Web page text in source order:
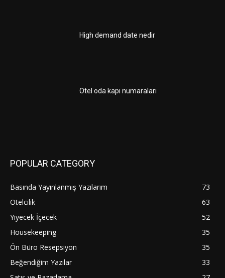
High demand date nedir
Otel oda kapı numaraları
POPULAR CATEGORY
Basında Yayınlanmış Yazılarım
73
Otelcilik
63
Yiyecek İçecek
52
Housekeeping
35
Ön Büro Resepsiyon
35
Beğendiğim Yazılar
33